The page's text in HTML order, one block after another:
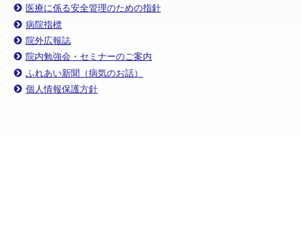
医療に係る安全管理のための指針
病院指標
院外広報誌
院内勉強会・セミナーのご案内
ふれあい新聞（病気のお話）
個人情報保護方針